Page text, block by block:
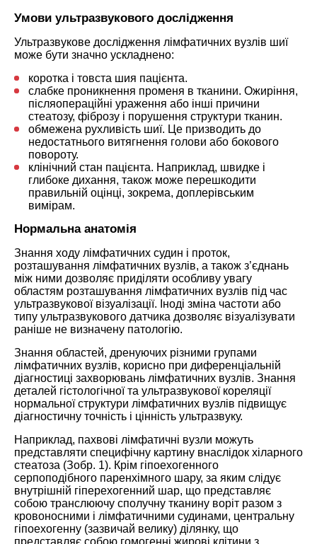
Умови ультразвукового дослідження
Ультразвукове дослідження лімфатичних вузлів шиї
може бути значно ускладнено:
коротка і товста шия пацієнта.
слабке проникнення променя в тканини. Ожиріння,
післяопераційні ураження або інші причини
стеатозу, фіброзу і порушення структури тканин.
обмежена рухливість шиї. Це призводить до
недостатнього витягнення голови або бокового
повороту.
клінічний стан пацієнта. Наприклад, швидке і
глибоке дихання, також може перешкодити
правильній оцінці, зокрема, доплерівським
вимірам.
Нормальна анатомія
Знання ходу лімфатичних судин і проток,
розташування лімфатичних вузлів, а також з’єднань
між ними дозволяє приділяти особливу увагу
областям розташування лімфатичних вузлів під час
ультразвукової візуалізації. Іноді зміна частоти або
типу ультразвукового датчика дозволяє візуалізувати
раніше не визначену патологію.
Знання областей, дренуючих різними групами
лімфатичних вузлів, корисно при диференціальній
діагностиці захворювань лімфатичних вузлів. Знання
деталей гістологічної та ультразвукової кореляції
нормальної структури лімфатичних вузлів підвищує
діагностичну точність і цінність ультразвуку.
Наприклад, пахвові лімфатичні вузли можуть
представляти специфічну картину внаслідок хіларного
стеатоза (Зобр. 1). Крім гіпоехогенного
серпоподібного паренхімного шару, за яким слідує
внутрішній гіперехогенний шар, що представляє
собою транслюючу сполучну тканину воріт разом з
кровоносними і лімфатичними судинами, центральну
гіпоехогенну (зазвичай велику) ділянку, що
представляє собою гомогенні жирові клітини з